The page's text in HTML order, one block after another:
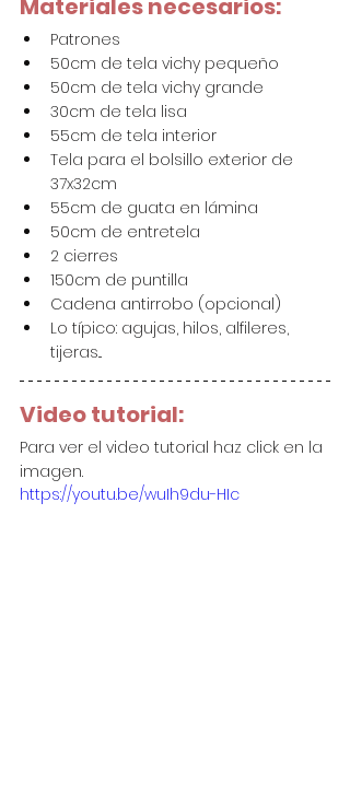
Materiales necesarios:
Patrones
50cm de tela vichy pequeño
50cm de tela vichy grande
30cm de tela lisa
55cm de tela interior
Tela para el bolsillo exterior de
37x32cm
55cm de guata en lámina
50cm de entretela
2 cierres
150cm de puntilla
Cadena antirrobo (opcional)
Lo típico: agujas, hilos, alfileres,
tijeras...
Video tutorial:
Para ver el video tutorial haz click en la
imagen.
https://youtu.be/wuIh9du-HIc